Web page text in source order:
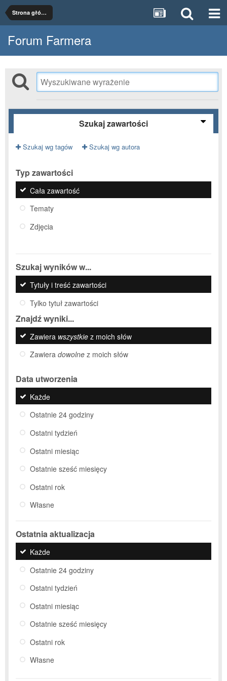
Strona główna
Forum Farmera
Szukaj zawartości
Szukaj wg tagów Szukaj wg autora
Typ zawartości
Cała zawartość
Tematy
Zdjęcia
Szukaj wyników w...
Tytuły i treść zawartości
Tylko tytuł zawartości
Znajdź wyniki...
Zawiera wszystkie z moich słów
Zawiera dowolne z moich słów
Data utworzenia
Każde
Ostatnie 24 godziny
Ostatni tydzień
Ostatni miesiąc
Ostatnie sześć miesięcy
Ostatni rok
Własne
Ostatnia aktualizacja
Każde
Ostatnie 24 godziny
Ostatni tydzień
Ostatni miesiąc
Ostatnie sześć miesięcy
Ostatni rok
Własne